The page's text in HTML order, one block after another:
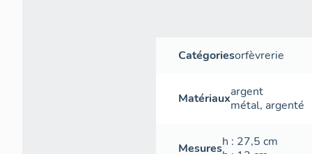
Catégoriesorfèvrerie
Matériauxargent
métal, argenté
Mesuresh : 27,5 cm